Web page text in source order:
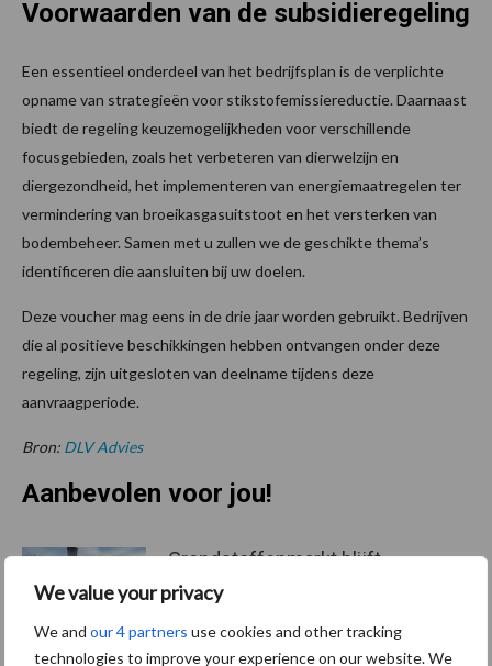
We value your privacy
We and our 4 partners use cookies and other tracking
technologies to improve your experience on our website. We
Voorwaarden van de subsidieregeling
Een essentieel onderdeel van het bedrijfsplan is de verplichte
opname van strategieën voor stikstofemissiereductie. Daarnaast
biedt de regeling keuzemogelijkheden voor verschillende
focusgebieden, zoals het verbeteren van dierwelzijn en
diergezondheid, het implementeren van energiemaatregelen ter
vermindering van broeikasgasuitstoot en het versterken van
bodembeheer. Samen met u zullen we de geschikte thema’s
identificeren die aansluiten bij uw doelen.
Deze voucher mag eens in de drie jaar worden gebruikt. Bedrijven
die al positieve beschikkingen hebben ontvangen onder deze
regeling, zijn uitgesloten van deelname tijdens deze
aanvraagperiode.
Bron: DLV Advies
Aanbevolen voor jou!
Grondstoffenmarkt blijft
grillig: droogte en
geopolitiek houden handel
in de greep